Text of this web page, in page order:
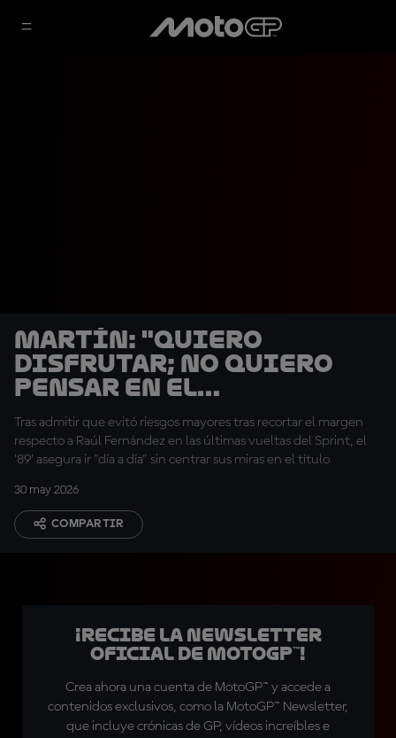
Martín: "Quiero
disfrutar; no quiero
pensar en el
Campeonato"
Tras admitir que evitó riesgos mayores tras recortar el margen
respecto a Raúl Fernández en las últimas vueltas del Sprint, el
'89' asegura ir "día a día" sin centrar sus miras en el título
30 may 2026
COMPARTIR
¡Recibe la Newsletter
oficial de MotoGP™!
Crea ahora una cuenta de MotoGP™ y accede a
contenidos exclusivos, como la MotoGP™ Newsletter,
que incluye crónicas de GP, vídeos increíbles e